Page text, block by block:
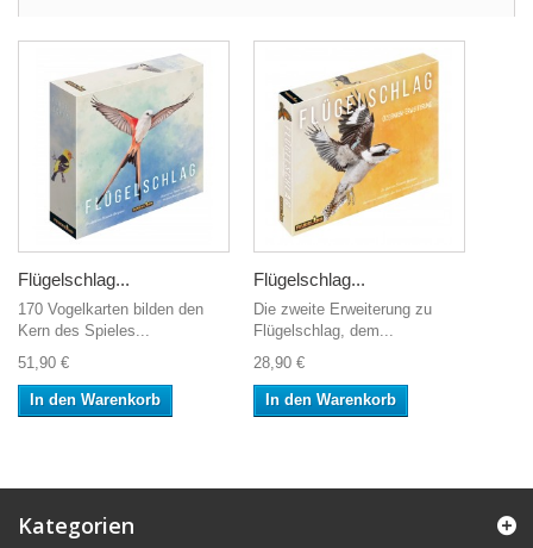
Flügelschlag...
170 Vogelkarten bilden den
Kern des Spieles...
51,90 €
In den Warenkorb
Flügelschlag...
Die zweite Erweiterung zu
Flügelschlag, dem...
28,90 €
In den Warenkorb
Kategorien